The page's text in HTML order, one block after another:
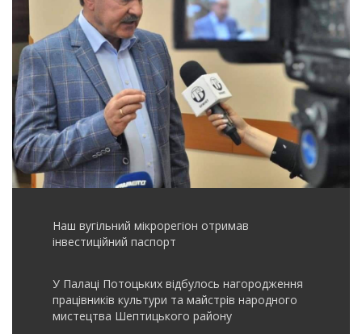
Наш вугільний мікрорегіон отримав
інвеcтиційний паспорт
У Палаці Потоцьких відбулось нагородження
працівників культури та майстрів народного
мистецтва Шептицького району